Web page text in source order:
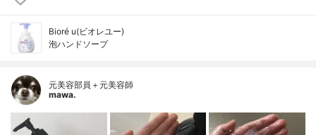
Bioré u(ビオレユー)
泡ハンドソープ
元美容部員＋元美容師
mawa.